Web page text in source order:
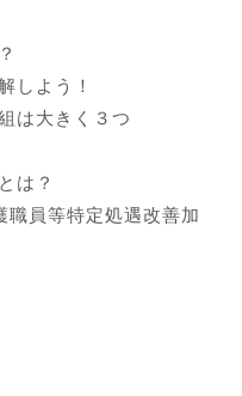
しよう！
は大きく３つ
は？
員等特定処遇改善加